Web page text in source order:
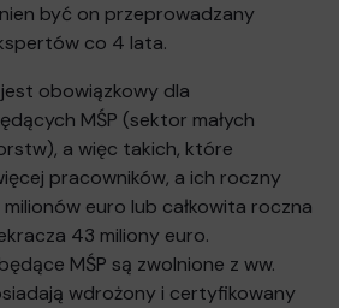
być on przeprowadzany
co 4 lata.
obowiązkowy dla
MŚP (sektor małych
a więc takich, które
pracowników, a ich roczny
euro lub całkowita roczna
43 miliony euro.
MŚP są zwolnione z ww.
wdrożony i certyfikowany